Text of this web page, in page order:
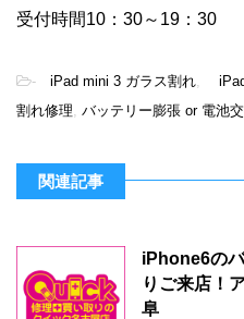
受付時間10：30～19：30
- iPad mini 3 ガラス割れ
割れ修理 バッテリー膨張 or 電池
関連記事
iPhone6の
りご来店！
阜